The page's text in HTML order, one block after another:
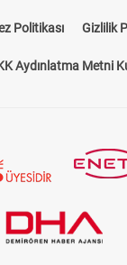
Politikası Gizlilik
Aydınlatma Metni